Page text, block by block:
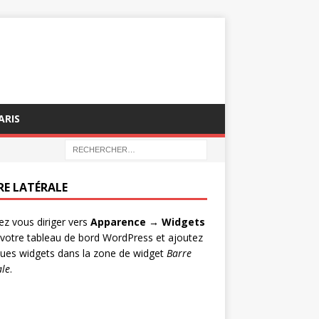
LATÉRALE
vous diriger vers Apparence → Widgets
tableau de bord WordPress et ajoutez
widgets dans la zone de widget Barre
.